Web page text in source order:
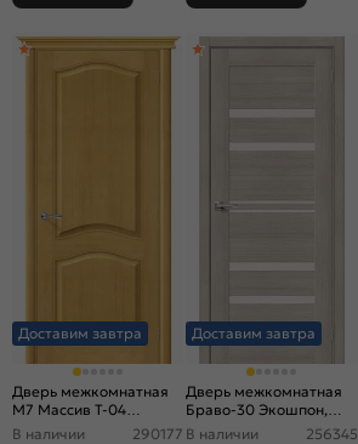
Доставим завтра
Дверь межкомнатная
М7 Массив Т-04
(Медовый), глухая, без
В наличии 290177
Доставим завтра
Дверь межкомнатная
Браво-30 Экошпон,
Cappuccino Melinga,
В наличии 256345